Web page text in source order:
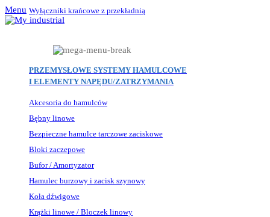
Menu Wyłączniki krańcowe z przekładnią
PRZEMYSŁOWE SYSTEMY HAMULCOWE
I ELEMENTY NAPĘDU/ZATRZYMANIA
Akcesoria do hamulców
Bębny linowe
Bezpieczne hamulce tarczowe zaciskowe
Bloki zaczepowe
Bufor / Amortyzator
Hamulec burzowy i zacisk szynowy
Koła dźwigowe
Krążki linowe / Bloczek linowy